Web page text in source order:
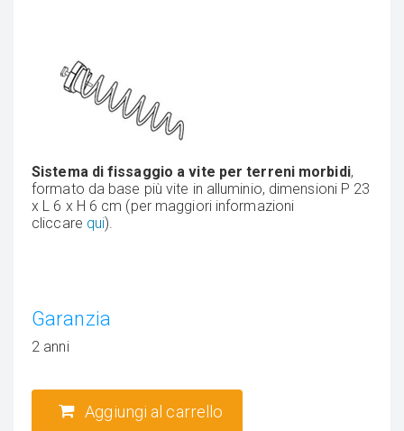
Sistema di fissaggio a vite per terreni morbidi,
formato da base più vite in alluminio, dimensioni P 23
x L 6 x H 6 cm (per maggiori informazioni
cliccare qui).
Garanzia
2 anni
Aggiungi al carrello